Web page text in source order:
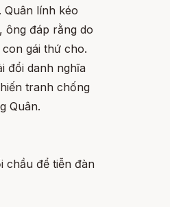
Quân lính kéo
ông đáp rằng do
gái thứ cho.
đổi danh nghĩa
tranh chống
Quân.
chầu để tiễn đàn